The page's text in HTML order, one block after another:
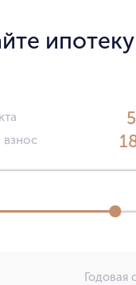
ипотеку
взнос
Годовая